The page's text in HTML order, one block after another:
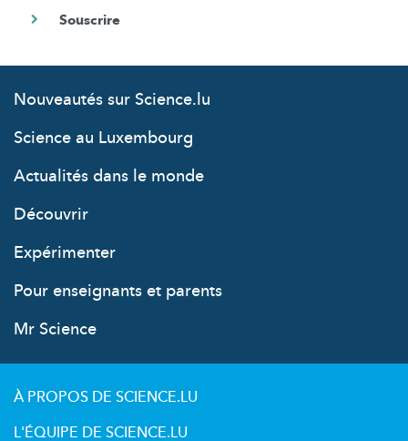
Nouveautés sur Science.lu
Science au Luxembourg
Actualités dans le monde
Découvrir
Expérimenter
Pour enseignants et parents
Mr Science
À PROPOS DE SCIENCE.LU
L'ÉQUIPE DE SCIENCE.LU